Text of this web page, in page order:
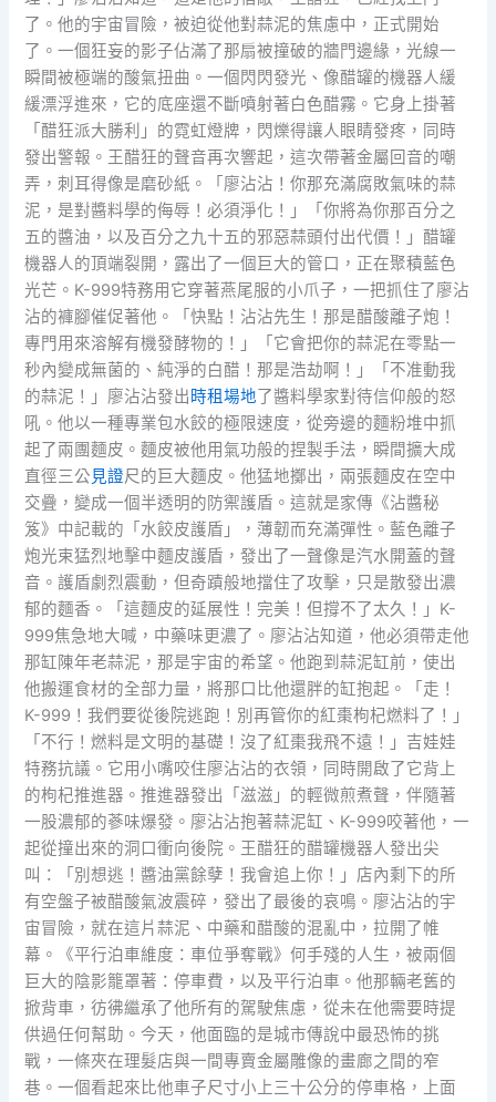
了。他的宇宙冒險，被迫從他對蒜泥的焦慮中，正式開始
了。一個狂妄的影子佔滿了那扇被撞破的牆門邊緣，光線一
瞬間被極端的酸氣扭曲。一個閃閃發光、像醋罐的機器人緩
緩漂浮進來，它的底座還不斷噴射著白色醋霧。它身上掛著
「醋狂派大勝利」的霓虹燈牌，閃爍得讓人眼睛發疼，同時
發出警報。王醋狂的聲音再次響起，這次帶著金屬回音的嘲
弄，刺耳得像是磨砂紙。「廖沾沾！你那充滿腐敗氣味的蒜
泥，是對醬料學的侮辱！必須淨化！」「你將為你那百分之
五的醬油，以及百分之九十五的邪惡蒜頭付出代價！」醋罐
機器人的頂端裂開，露出了一個巨大的管口，正在聚積藍色
光芒。K-999特務用它穿著燕尾服的小爪子，一把抓住了廖沾
沾的褲腳催促著他。「快點！沾沾先生！那是醋酸離子炮！
專門用來溶解有機發酵物的！」「它會把你的蒜泥在零點一
秒內變成無菌的、純淨的白醋！那是浩劫啊！」「不准動我
的蒜泥！」廖沾沾發出 時租場地了醬料學家對待信仰般的怒
吼。他以一種專業包水餃的極限速度，從旁邊的麵粉堆中抓
起了兩團麵皮。麵皮被他用氣功般的捏製手法，瞬間擴大成
直徑三公見證尺的巨大麵皮。他猛地擲出，兩張麵皮在空中
交疊，變成一個半透明的防禦護盾。這就是家傳《沾醬秘
笈》中記載的「水餃皮護盾」，薄韌而充滿彈性。藍色離子
炮光束猛烈地擊中麵皮護盾，發出了一聲像是汽水開蓋的聲
音。護盾劇烈震動，但奇蹟般地擋住了攻擊，只是散發出濃
郁的麵香。「這麵皮的延展性！完美！但撐不了太久！」K-
999焦急地大喊，中藥味更濃了。廖沾沾知道，他必須帶走他
那缸陳年老蒜泥，那是宇宙的希望。他跑到蒜泥缸前，使出
他搬運食材的全部力量，將那口比他還胖的缸抱起。「走！
K-999！我們要從後院逃跑！別再管你的紅棗枸杞燃料了！」
「不行！燃料是文明的基礎！沒了紅棗我飛不遠！」吉娃娃
特務抗議。它用小嘴咬住廖沾沾的衣領，同時開啟了它背上
的枸杞推進器。推進器發出「滋滋」的輕微煎煮聲，伴隨著
一股濃郁的蔘味爆發。廖沾沾抱著蒜泥缸、K-999咬著他，一
起從撞出來的洞口衝向後院。王醋狂的醋罐機器人發出尖
叫：「別想逃！醬油黨餘孽！我會追上你！」店內剩下的所
有空盤子被醋酸氣波震碎，發出了最後的哀鳴。廖沾沾的宇
宙冒險，就在這片蒜泥、中藥和醋酸的混亂中，拉開了帷
幕。《平行泊車維度：車位爭奪戰》何手殘的人生，被兩個
巨大的陰影籠罩著：停車費，以及平行泊車。他那輛老舊的
掀背車，彷彿繼承了他所有的駕駛焦慮，從未在他需要時提
供過任何幫助。今天，他面臨的是城市傳說中最恐怖的挑
戰，一條夾在理髮店與一間專賣金屬雕像的畫廊之間的窄
巷。一個看起來比他車子尺寸小上三十公分的停車格，上面